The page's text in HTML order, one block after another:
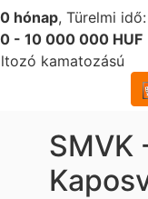
hónap, Türelmi idő:
- 10 000 000 HUF
kamatozású
SMVK